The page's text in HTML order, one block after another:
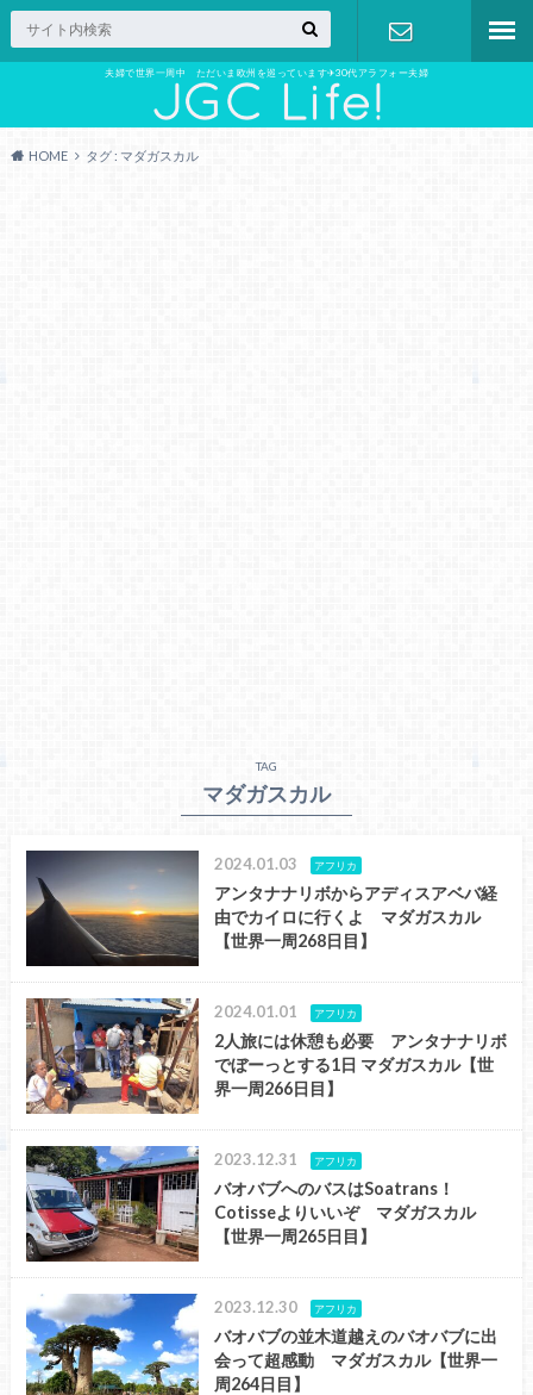
夫婦で世界一周中 ただいま欧州を巡っています✈︎30代アラフォー夫婦
お問い合わ
HOME タグ : マダガスカル
TAG
マダガスカル
2024.01.03 アフリカ
アンタナナリボからアディスアベバ経
由でカイロに行くよ マダガスカル
【世界一周268日目】
2024.01.01 アフリカ
2人旅には休憩も必要 アンタナナリボ
でぼーっとする1日 マダガスカル【世
界一周266日目】
2023.12.31 アフリカ
バオバブへのバスはSoatrans！
Cotisseよりいいぞ マダガスカル
【世界一周265日目】
2023.12.30 アフリカ
バオバブの並木道越えのバオバブに出
会って超感動 マダガスカル【世界一
周264日目】